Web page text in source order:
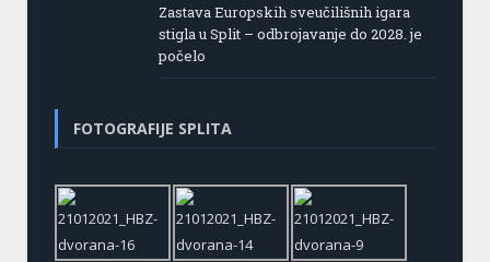
Zastava Europskih sveučilišnih igara
stigla u Split – odbrojavanje do 2028. je
počelo
FOTOGRAFIJE SPLITA